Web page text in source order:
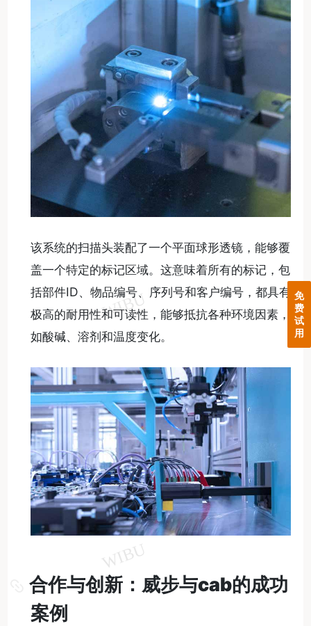
该系统的扫描头装配了一个平面球形透镜，能够覆
盖一个特定的标记区域。这意味着所有的标记，包
括部件ID、物品编号、序列号和客户编号，都具有
极高的耐用性和可读性，能够抵抗各种环境因素，
如酸碱、溶剂和温度变化。
合作与创新：威步与cab的成功
案例
免
费
试
用